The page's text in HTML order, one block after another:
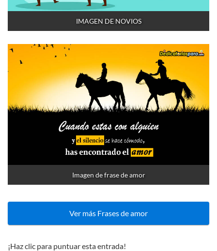
IMAGEN DE NOVIOS
Imagen de frase de amor
Ver más Frases de amor
¡Haz clic para puntuar esta entrada!